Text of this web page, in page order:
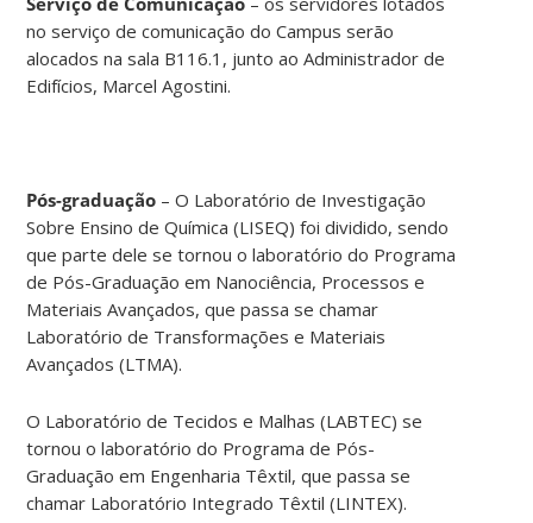
no serviço de comunicação do Campus serão
alocados na sala B116.1, junto ao Administrador de
Edifícios, Marcel Agostini.
Pós-graduação – O Laboratório de Investigação
Sobre Ensino de Química (LISEQ) foi dividido, sendo
que parte dele se tornou o laboratório do Programa
de Pós-Graduação em Nanociência, Processos e
Materiais Avançados, que passa se chamar
Laboratório de Transformações e Materiais
Avançados (LTMA).
O Laboratório de Tecidos e Malhas (LABTEC) se
tornou o laboratório do Programa de Pós-
Graduação em Engenharia Têxtil, que passa se
chamar Laboratório Integrado Têxtil (LINTEX).